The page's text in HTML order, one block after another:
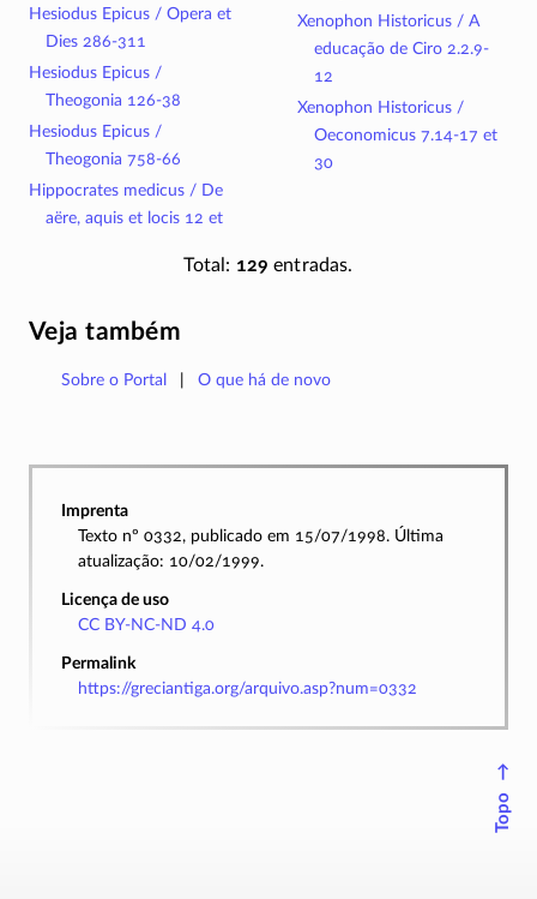
Hesiodus Epicus / Opera et
Dies 286-311
Hesiodus Epicus /
Theogonia 126-38
Hesiodus Epicus /
Theogonia 758-66
Hippocrates medicus / De
aëre, aquis et locis 12 et
Xenophon Historicus / A
educação de Ciro 2.2.9-
12
Xenophon Historicus /
Oeconomicus 7.14-17 et
30
Total: 129 entradas.
Veja também
Sobre o Portal O que há de novo
Imprenta
Texto nº 0332, publicado em 15/07/1998. Última
atualização: 10/02/1999.
Licença de uso
CC BY-NC-ND 4.0
Permalink
https://greciantiga.org/arquivo.asp?num=0332
↑
Topo